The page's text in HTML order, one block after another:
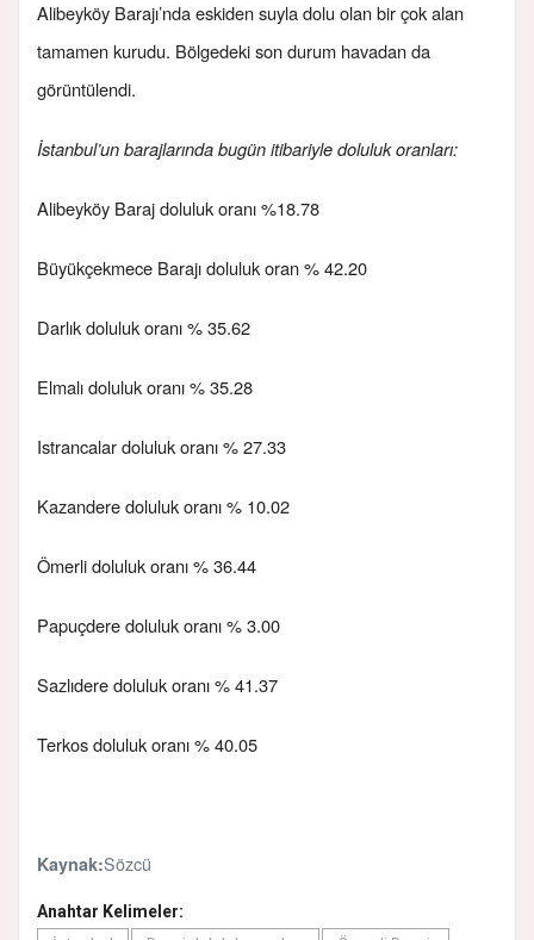
Alibeyköy Barajı’nda eskiden suyla dolu olan bir çok alan
tamamen kurudu. Bölgedeki son durum havadan da
görüntülendi.
İstanbul’un barajlarında bugün itibariyle doluluk oranları:
Alibeyköy Baraj doluluk oranı %18.78
Büyükçekmece Barajı doluluk oran % 42.20
Darlık doluluk oranı % 35.62
Elmalı doluluk oranı % 35.28
Istrancalar doluluk oranı % 27.33
Kazandere doluluk oranı % 10.02
Ömerli doluluk oranı % 36.44
Papuçdere doluluk oranı % 3.00
Sazlıdere doluluk oranı % 41.37
Terkos doluluk oranı % 40.05
Kaynak:Sözcü
Anahtar Kelimeler: